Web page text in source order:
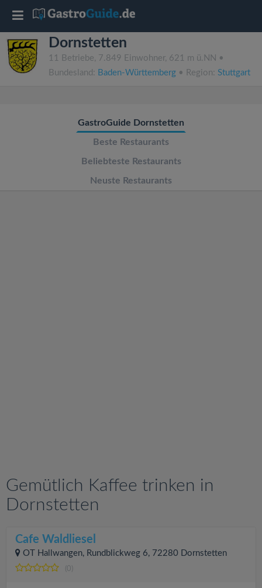
Dornstetten
11 Betriebe, 7.849 Einwohner, 621 m ü.NN •
Bundesland: Baden-Württemberg • Region: Stuttgart
GastroGuide Dornstetten
Beste Restaurants
Beliebteste Restaurants
Neuste Restaurants
Gemütlich Kaffee trinken in
Dornstetten
Cafe Waldliesel
OT Hallwangen, Rundblickweg 6, 72280 Dornstetten
(0)
T
o